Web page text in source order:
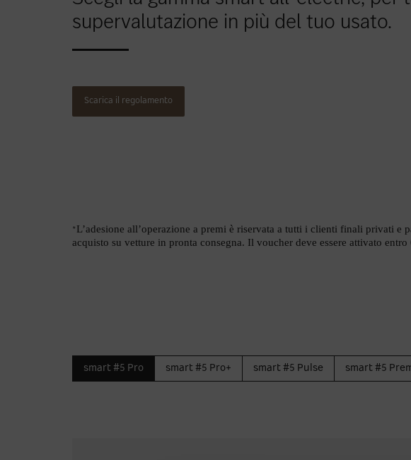
supervalutazione in più del tuo usato.
Scarica il regolamento
*L’adesione all’operazione a premi è riservata a tutti i clienti finali privati
acquisto su vetture in pronta consegna. Il voucher deve essere attivato
smart #5 Pro smart #5 Pro+ smart #5 Pulse smart #5